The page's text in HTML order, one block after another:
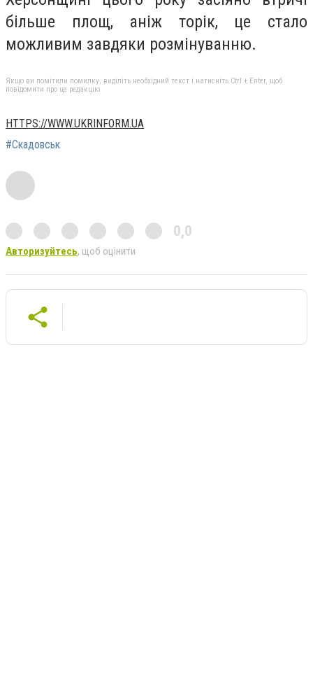
більше площ, аніж торік, це стало
можливим завдяки розмінуванню.
Якщо ви помітили помилку, виділіть необхідний текст і натисніть Ctrl + Enter, щоб
повідомити про це редакцію
HTTPS://WWW.UKRINFORM.UA
#Скадовськ
0,0
Авторизуйтесь, щоб оцінити